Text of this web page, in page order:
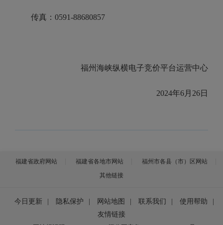
传真：0591-88680857
福州海峡纵横电子竞价平台运营中心
2024年6月26日
福建省政府网站 福建省各地市网站
福州市各县（市）区网站
其他链接
今日更新 隐私保护 网站地图 联系我们 使用帮助
友情链接